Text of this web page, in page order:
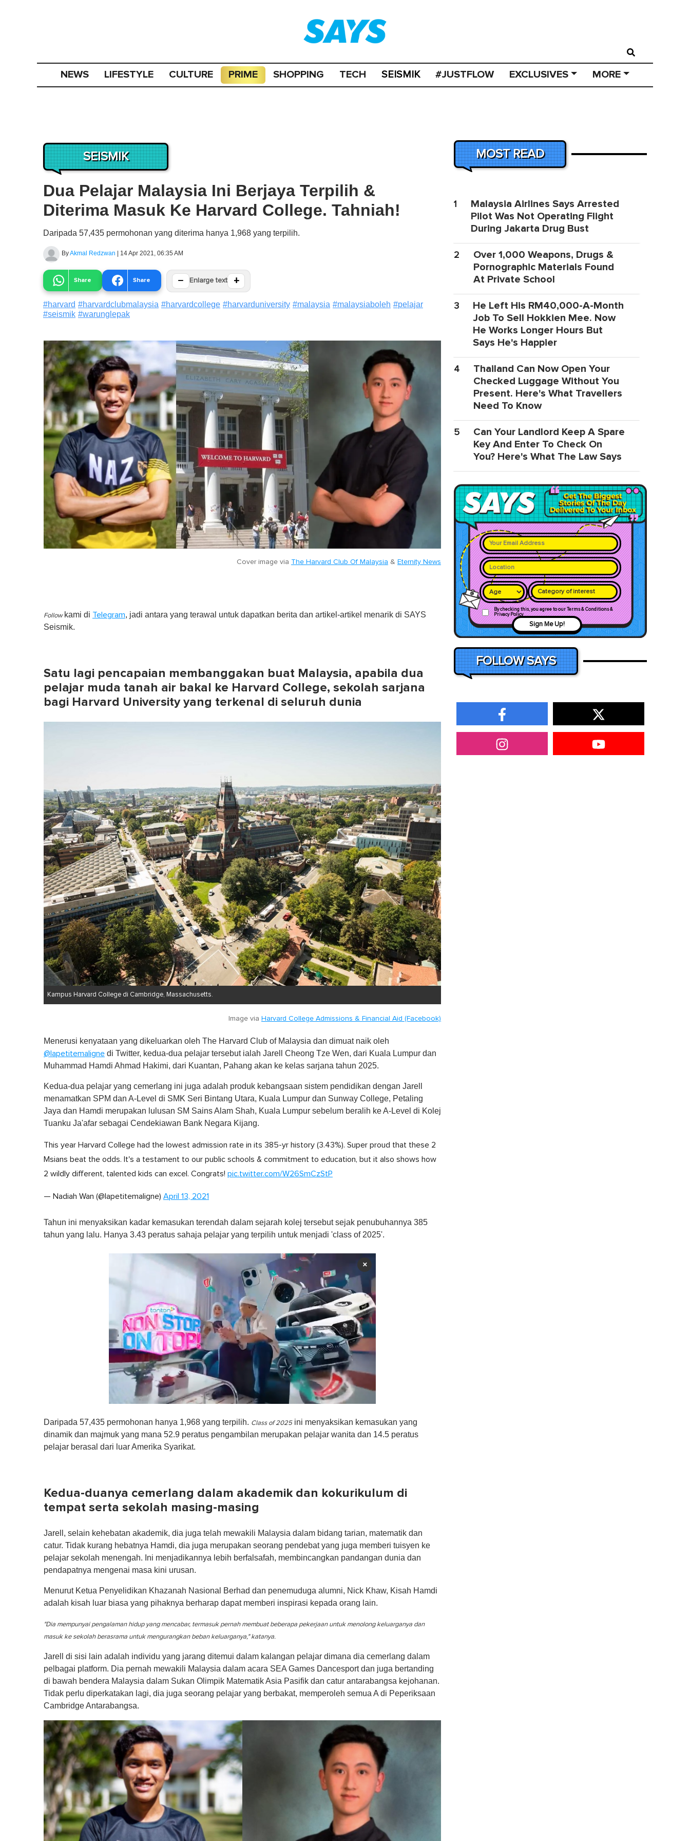
NEWS LIFESTYLE CULTURE PRIME SHOPPING TECH SEISMIK #JUSTFLOW EXCLUSIVES MORE
SEISMIK
Dua Pelajar Malaysia Ini Berjaya Terpilih &
Diterima Masuk Ke Harvard College. Tahniah!
Daripada 57,435 permohonan yang diterima hanya 1,968 yang terpilih.
ByAkmal Redzwan | 14 Apr 2021, 06:35 AM
Share Share − Enlarge text +
#harvard #harvardclubmalaysia #harvardcollege #harvarduniversity #malaysia #malaysiaboleh #pelajar
#seismik #warunglepak
Cover image via The Harvard Club Of Malaysia & Eternity News
Follow kami di Telegram, jadi antara yang terawal untuk dapatkan berita dan artikel-artikel menarik di SAYS
Seismik.
Satu lagi pencapaian membanggakan buat Malaysia, apabila dua
pelajar muda tanah air bakal ke Harvard College, sekolah sarjana
bagi Harvard University yang terkenal di seluruh dunia
Kampus Harvard College di Cambridge, Massachusetts.
Image via Harvard College Admissions & Financial Aid (Facebook)
Menerusi kenyataan yang dikeluarkan oleh The Harvard Club of Malaysia dan dimuat naik oleh
@lapetitemaligne di Twitter, kedua-dua pelajar tersebut ialah Jarell Cheong Tze Wen, dari Kuala Lumpur dan
Muhammad Hamdi Ahmad Hakimi, dari Kuantan, Pahang akan ke kelas sarjana tahun 2025.
Kedua-dua pelajar yang cemerlang ini juga adalah produk kebangsaan sistem pendidikan dengan Jarell
menamatkan SPM dan A-Level di SMK Seri Bintang Utara, Kuala Lumpur dan Sunway College, Petaling
Jaya dan Hamdi merupakan lulusan SM Sains Alam Shah, Kuala Lumpur sebelum beralih ke A-Level di Kolej
Tuanku Ja'afar sebagai Cendekiawan Bank Negara Kijang.
This year Harvard College had the lowest admission rate in its 385-yr history (3.43%). Super proud that these 2
Msians beat the odds. It's a testament to our public schools & commitment to education, but it also shows how
2 wildly different, talented kids can excel. Congrats! pic.twitter.com/W26SmCzStP
— Nadiah Wan (@lapetitemaligne) April 13, 2021
Tahun ini menyaksikan kadar kemasukan terendah dalam sejarah kolej tersebut sejak penubuhannya 385
tahun yang lalu. Hanya 3.43 peratus sahaja pelajar yang terpilih untuk menjadi 'class of 2025'.
×
e
c
n
1
m
i
t
,
0
o
u
m
e
%
Daripada 57,435 permohonan hanya 1,968 yang terpilih. Class of 2025ini menyaksikan kemasukan yang
dinamik dan majmuk yang mana 52.9 peratus pengambilan merupakan pelajar wanita dan 14.5 peratus
pelajar berasal dari luar Amerika Syarikat.
Kedua-duanya cemerlang dalam akademik dan kokurikulum di
tempat serta sekolah masing-masing
Jarell, selain kehebatan akademik, dia juga telah mewakili Malaysia dalam bidang tarian, matematik dan
catur. Tidak kurang hebatnya Hamdi, dia juga merupakan seorang pendebat yang juga memberi tuisyen ke
pelajar sekolah menengah. Ini menjadikannya lebih berfalsafah, membincangkan pandangan dunia dan
pendapatnya mengenai masa kini urusan.
Menurut Ketua Penyelidikan Khazanah Nasional Berhad dan penemuduga alumni, Nick Khaw, Kisah Hamdi
adalah kisah luar biasa yang pihaknya berharap dapat memberi inspirasi kepada orang lain.
"Dia mempunyai pengalaman hidup yang mencabar, termasuk pernah membuat beberapa pekerjaan untuk menolong keluarganya dan
masuk ke sekolah berasrama untuk mengurangkan beban keluarganya," katanya.
Jarell di sisi lain adalah individu yang jarang ditemui dalam kalangan pelajar dimana dia cemerlang dalam
pelbagai platform. Dia pernah mewakili Malaysia dalam acara SEA Games Dancesport dan juga bertanding
di bawah bendera Malaysia dalam Sukan Olimpik Matematik Asia Pasifik dan catur antarabangsa kejohanan.
Tidak perlu diperkatakan lagi, dia juga seorang pelajar yang berbakat, memperoleh semua A di Peperiksaan
Cambridge Antarabangsa.
MOST READ
1
Malaysia Airlines Says Arrested
Pilot Was Not Operating Flight
During Jakarta Drug Bust
2
Over 1,000 Weapons, Drugs &
Pornographic Materials Found
At Private School
3
He Left His RM40,000-A-Month
Job To Sell Hokkien Mee. Now
He Works Longer Hours But
Says He's Happier
4
Thailand Can Now Open Your
Checked Luggage Without You
Present. Here's What Travellers
Need To Know
5
Can Your Landlord Keep A Spare
Key And Enter To Check On
You? Here's What The Law Says
Category of interest
By checking this, you agree to our Terms & Conditions &
Privacy Policy
Sign Me Up!
FOLLOW SAYS